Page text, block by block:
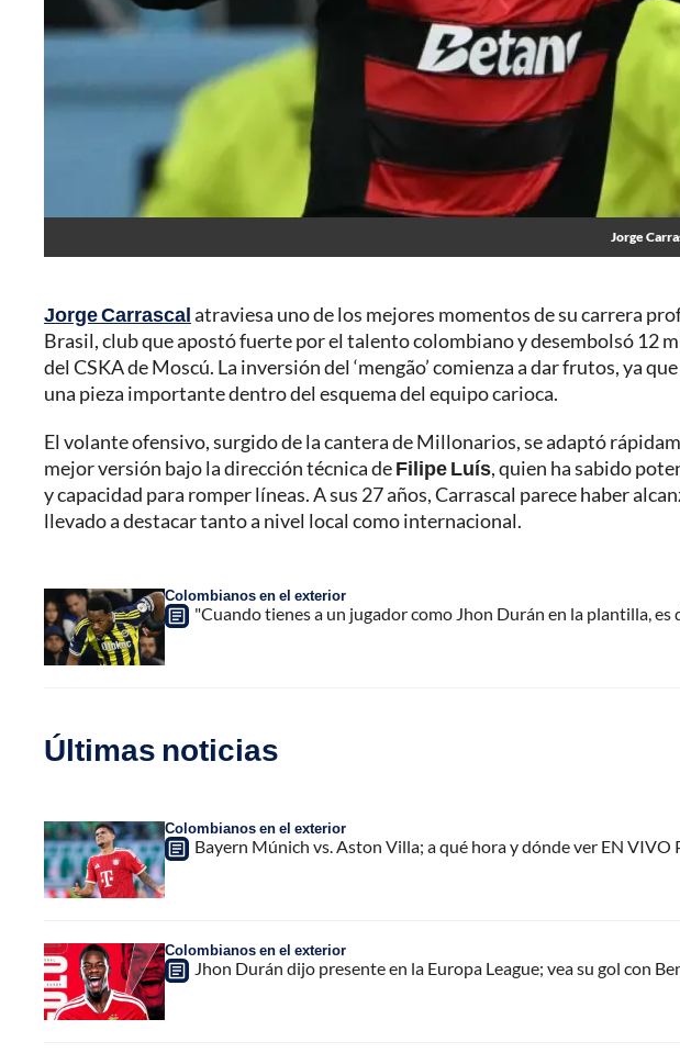
Jorge
Jorge Carrascalatraviesa uno de los mejores momentos de su carrera
Brasil, club que apostó fuerte por el talento colombiano y desembolsó 12
del CSKA de Moscú. La inversión del ‘mengão’ comienza a dar frutos, ya
una pieza importante dentro del esquema del equipo carioca.
El volante ofensivo, surgido de la cantera de Millonarios, se adaptó
mejor versión bajo la dirección técnica deFilipe Luís, quien ha sabido
y capacidad para romper líneas. A sus 27 años, Carrascal parece haber
llevado a destacar tanto a nivel local como internacional.
Colombianos en el exterior
"Cuando tienes a un jugador como Jhon Durán en la plantilla,
Últimas noticias
Colombianos en el exterior
Bayern Múnich vs. Aston Villa; a qué hora y dónde ver EN VIVO
Colombianos en el exterior
Jhon Durán dijo presente en la Europa League; vea su gol con